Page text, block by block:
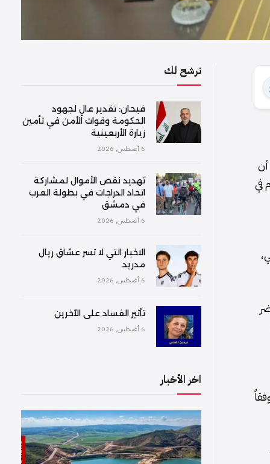
أن
في
نرشح لك
فیحان: تقدير عالٍ لجهود
الحكومة وقوات الأمن في تأمين
زيارة الأربعينية
6 أغسطس, 2026
تهديد نقص الأموال لمشاركة
اتحاد الدراجات في بطولة العرب
في دمشق
6 أغسطس, 2026
الاخبار التي لا تسر عشاق ريال
مدريد
6 أغسطس, 2026
تأثير الفساد على الآخرين
6 أغسطس, 2026
اخر الأخبار